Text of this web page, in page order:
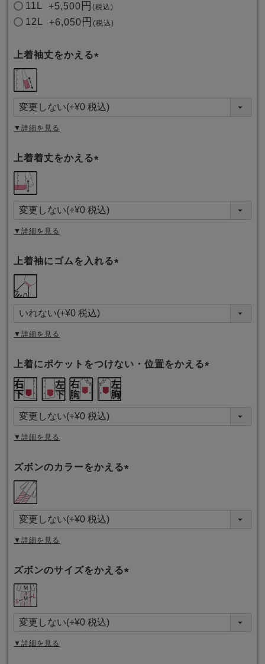
11L +5,500 税込
12L +6,050 税込
上着袖丈をかえる
須
)
▼詳細を見る
上着着丈をかえる
須
)
▼詳細を見る
上着袖にゴムを入れる
須
)
▼詳細を見る
上着にポケットをつけない・位置をかえる
須
)
▼詳細を見る
ズボンのカラーをかえる
須
)
▼詳細を見る
ズボンのサイズをかえる
須
)
▼詳細を見る